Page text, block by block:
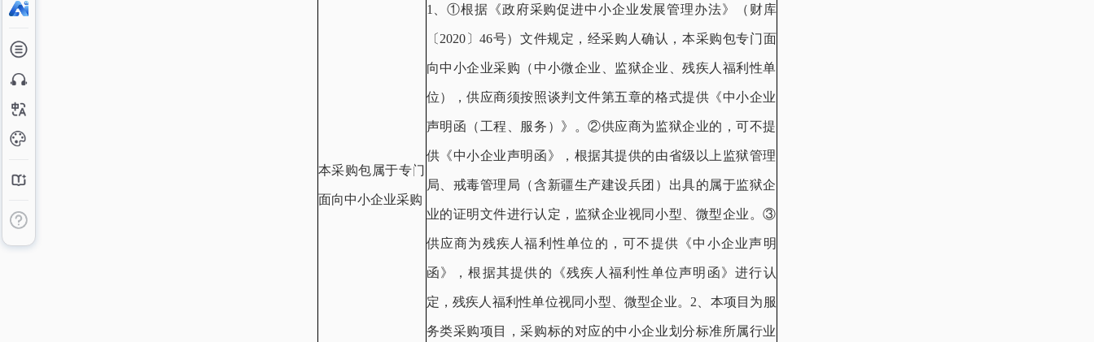
本采购包属于专门
面向中小企业采购
1、①根据《政府采购促进中小企业发展管理办法》（财库
〔2020〕46号）文件规定，经采购人确认，本采购包专门面
向中小企业采购（中小微企业、监狱企业、残疾人福利性单
位），供应商须按照谈判文件第五章的格式提供《中小企业
声明函（工程、服务）》。②供应商为监狱企业的，可不提
供《中小企业声明函》，根据其提供的由省级以上监狱管理
局、戒毒管理局（含新疆生产建设兵团）出具的属于监狱企
业的证明文件进行认定，监狱企业视同小型、微型企业。③
供应商为残疾人福利性单位的，可不提供《中小企业声明
函》，根据其提供的《残疾人福利性单位声明函》进行认
定，残疾人福利性单位视同小型、微型企业。2、本项目为服
务类采购项目，采购标的对应的中小企业划分标准所属行业